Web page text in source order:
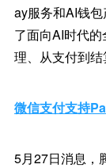
ay服务和AI钱
了面向AI时代
理、从支付到结
微信支付支持
5月27日消息，